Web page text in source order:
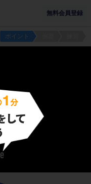
無料会員登録
ポイント